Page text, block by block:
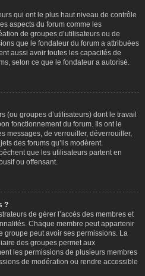
qui ont le plus haut niveau de contrôle
aspects du forum comme les
de groupes d’utilisateurs ou de
que le fondateur du forum a attribuées
aussi avoir toutes les capacités de
selon ce que le fondateur a autorisé.
(ou groupes d’utilisateurs) dont le travail
fonctionnement du forum. Ils ont le
messages, de verrouiller, déverrouiller,
des forums qu’ils modèrent.
que les utilisateurs partent en
ou offensant.
?
de gérer l’accès des membres et
Chaque membre peut appartenir
groupe peut avoir ses permissions. La
des groupes permet aux
les permissions de plusieurs membres
de modération ou rendre accessible